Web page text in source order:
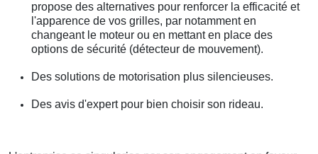
propose des alternatives pour renforcer la efficacité et
l'apparence de vos grilles, par notamment en
changeant le moteur ou en mettant en place des
options de sécurité (détecteur de mouvement).
Des solutions de motorisation plus silencieuses.
Des avis d'expert pour bien choisir son rideau.